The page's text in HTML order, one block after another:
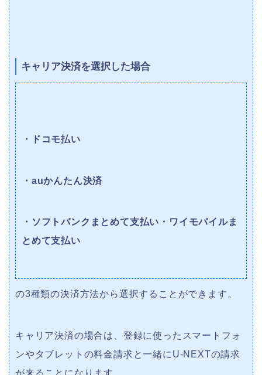
キャリア決済を選択した場合
・ドコモ払い
・auかんたん決済
・ソフトバンクまとめて支払い・ワイモバイルま
とめて支払い
の3種類の決済方法から選択することができます。
キャリア決済の場合は、登録に使ったスマートフォ
ンやタブレットの料金請求と一緒にU-NEXTの請求
が来ることになります。